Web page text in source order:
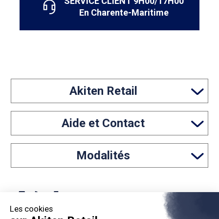
Les cookies
En Charente-Maritime
Akiten Retail
Aide et Contact
Modalités